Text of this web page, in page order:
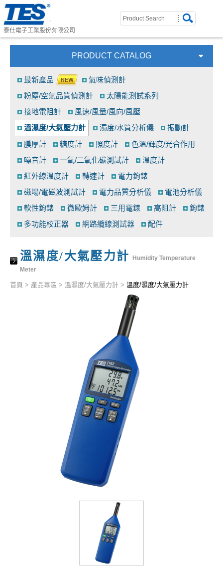
泰仕電子工業股份有限公司
PRODUCT CATALOG
最新產品
氣味偵測計
粉塵/空氣品質偵測計
太陽能測試系列
接地電阻計
風速/風量/風向/風壓
溫濕度/大氣壓力計
濁度/水質分析儀
振動計
膜厚計
糖度計 照度計
色溫/輝度/光合作用
噪音計
一氧/二氧化碳測試計
溫度計
紅外線溫度計
轉速計
電力鉤錶
磁場/電磁波測試計
電力品質分析儀
電池分析儀
軟性鉤錶
微歐姆計 三用電錶 高阻計
鉤錶
多功能校正器
網路纜線測試器 配件
溫濕度/大氣壓力計
Humidity Temperature
Meter
首頁 > 產品專區 > 溫濕度/大氣壓力計 > 溫度/濕度/大氣壓力計